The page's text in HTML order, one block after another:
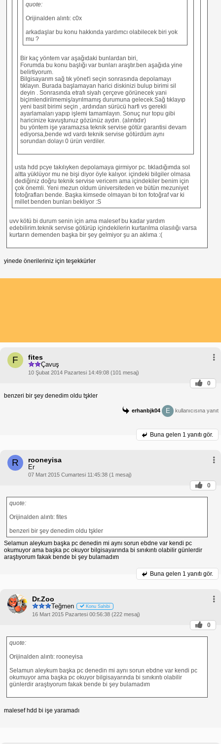
quote:
Orijinalden alıntı: c0x
arkadaşlar bu konu hakkında yardımcı olabilecek biri yok
mu ?
Bir kaç yöntem var aşağıdaki bunlardan biri,
Forumda bu konu başlığı var bunları araştır.ben aşağıda yine
belirtiyorum.
Bilgisayarım sağ tık yönet'i seçin sonrasında depolamayı
tıklayın. Burada başlamayan harici diskinizi bulup birimi sil
deyin . Sonrasında etrafı siyah çerçeve görünecek yani
biçimlendirilmemiş/ayrılmamış durumuna gelecek.Sağ tıklayıp
yeni basit birimi seçin , ardından sürücü harfi vs gerekli
ayarlamaları yapıp işlemi tamamlayın. Sonuç nur topu gibi
haricinize kavuştunuz gözünüz aydın. (alıntıdır)
bu yöntem işe yaramazsa teknik servise götür garantisi devam
ediyorsa,bende wd vardı teknik servise götürdüm aynı
sorundan dolayı 0 ürün verdiler.
usta hdd pcye takılıyken depolamaya girmiyor pc. tıkladığımda sol
altta yüklüyor mu ne bişi diyor öyle kalıyor. içindeki bilgiler olmasa
dediğiniz doğru teknik servise vericem ama içindekiler benim için
çok önemli. Yeni mezun oldum üniversiteden ve bütün mezuniyet
fotoğrafları bende. Başka kimsede olmayan bi ton fotoğraf var ki
millet benden bunları bekliyor :S
uvv kötü bi durum senin için ama malesef bu kadar yardım
edebilirim.teknik servise götürüp içindekilerin kurtarılma olasılığı varsa
kurtarın demenden başka bir şey gelmiyor şu an aklıma :(
yinede önerileriniz için teşekkürler
F fites
Çavuş
10 Şubat 2014 Pazartesi 14:49:08 (101 mesaj)
0
benzeri bir şey denedim oldu tşkler
erhanbjk04 E kullanıcısına yanıt
Buna gelen 1 yanıtı gör.
R rooneyisa
Er
07 Mart 2015 Cumartesi 11:45:38 (1 mesaj)
0
quote:
Orijinalden alıntı: fites
benzeri bir şey denedim oldu tşkler
Selamun aleykum başka pc denedin mi aynı sorun ebdne var kendi pc
okumuyor ama başka pc okuyor bilgisayarında bi sınıkıntı olabilir günlerdir
araştıyorum fakak bende bi şey bulamadım
Buna gelen 1 yanıtı gör.
Dr.Zoo
Teğmen Konu Sahibi
16 Mart 2015 Pazartesi 00:56:38 (222 mesaj)
0
quote:
Orijinalden alıntı: rooneyisa
Selamun aleykum başka pc denedin mi aynı sorun ebdne var kendi pc
okumuyor ama başka pc okuyor bilgisayarında bi sınıkıntı olabilir
günlerdir araştıyorum fakak bende bi şey bulamadım
malesef hdd bi işe yaramadı